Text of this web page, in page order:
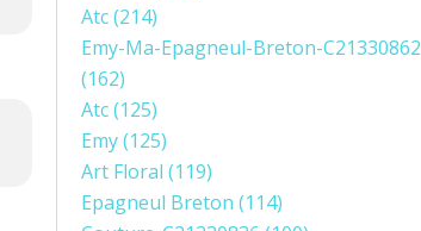
Atc(214)
Emy-Ma-Epagneul-Breton-C21330862
(162)
Atc(125)
Emy(125)
Art Floral (119)
Epagneul Breton (114)